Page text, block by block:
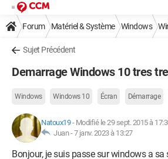
Forum Matériel & Système Windows
Sujet Précédent
Demarrage Windows 10 tres
Windows Windows 10 Écran Démarrage
Natoux19- Modifié le 29 sept. 2015 à
Juan -7 janv. 2023 à 13:27
Bonjour, je suis passe sur windows a sa